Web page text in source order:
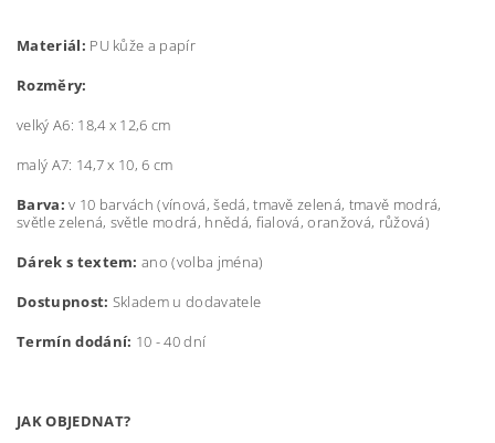
Materiál: PU kůže a papír
Rozměry:
velký A6: 18,4 x 12,6 cm
malý A7: 14,7 x 10, 6 cm
Barva: v 10 barvách (vínová, šedá, tmavě zelená, tmavě modrá,
světle zelená, světle modrá, hnědá, fialová, oranžová, růžová)
Dárek s textem:ano (volba jména)
Dostupnost: Skladem u dodavatele
Termín dodání: 10 - 40 dní
JAK OBJEDNAT?